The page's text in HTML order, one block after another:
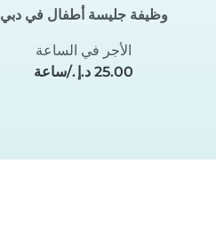
وظيفة جليسة أطفال في دبي
الأجر في الساعة